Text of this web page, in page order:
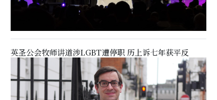
英圣公会牧师讲道涉LGBT遭停职 历上诉七年获平反